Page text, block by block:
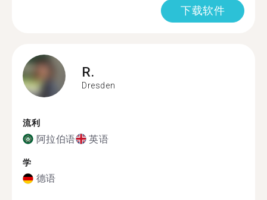
下载软件
R.
Dresden
流利
阿拉伯语 英语
学
德语